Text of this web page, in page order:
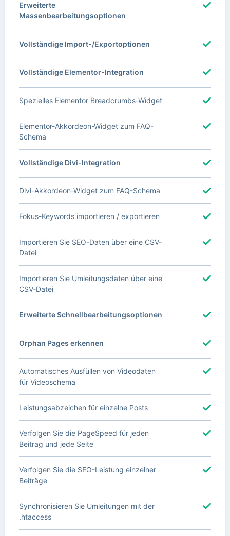
Erweiterte
Massenbearbeitungsoptionen
Vollständige Import-/Exportoptionen
Vollständige Elementor-Integration
Spezielles Elementor Breadcrumbs-Widget
Elementor-Akkordeon-Widget zum FAQ-
Schema
Vollständige Divi-Integration
Divi-Akkordeon-Widget zum FAQ-Schema
Fokus-Keywords importieren / exportieren
Importieren Sie SEO-Daten über eine CSV-
Datei
Importieren Sie Umleitungsdaten über eine
CSV-Datei
Erweiterte Schnellbearbeitungsoptionen
Orphan Pages erkennen
Automatisches Ausfüllen von Videodaten
für Videoschema
Leistungsabzeichen für einzelne Posts
Verfolgen Sie die PageSpeed für jeden
Beitrag und jede Seite
Verfolgen Sie die SEO-Leistung einzelner
Beiträge
Synchronisieren Sie Umleitungen mit der
.htaccess